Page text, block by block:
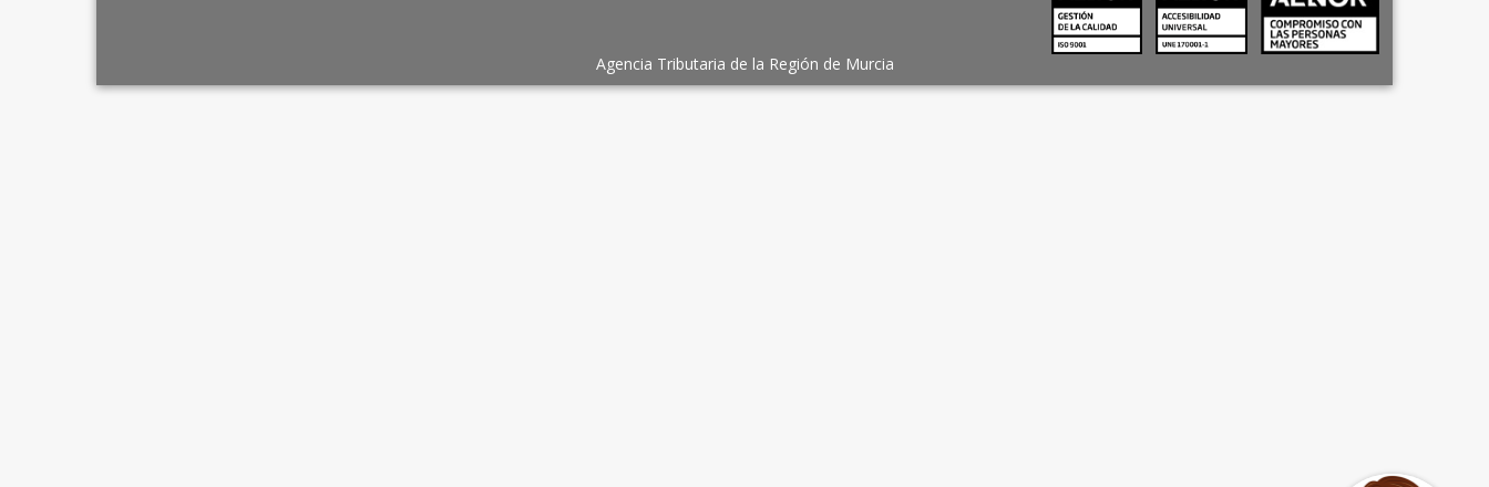
Agencia Tributaria de la Región de Murcia